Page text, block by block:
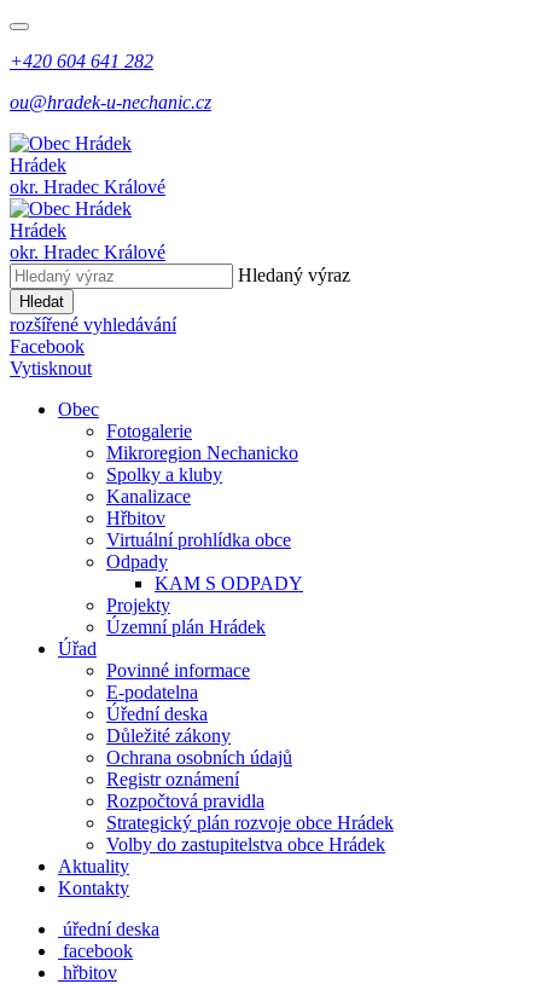
+420 604 641 282
ou@hradek-u-nechanic.cz
Hrádek
okr. Hradec Králové
Hrádek
okr. Hradec Králové
Hledaný výraz
Hledat
rozšířené vyhledávání
Facebook
Vytisknout
Obec
Fotogalerie
Mikroregion Nechanicko
Spolky a kluby
Kanalizace
Hřbitov
Virtuální prohlídka obce
Odpady
KAM S ODPADY
Projekty
Územní plán Hrádek
Úřad
Povinné informace
E-podatelna
Úřední deska
Důležité zákony
Ochrana osobních údajů
Registr oznámení
Rozpočtová pravidla
Strategický plán rozvoje obce Hrádek
Volby do zastupitelstva obce Hrádek
Aktuality
Kontakty
úřední deska
facebook
hřbitov